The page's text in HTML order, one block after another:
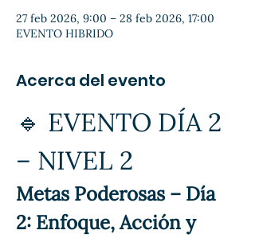
27 feb 2026, 9:00 – 28 feb 2026, 17:00
EVENTO HIBRIDO
Acerca del evento
🔹 EVENTO DÍA 2
– NIVEL 2
Metas Poderosas – Día
2: Enfoque, Acción y